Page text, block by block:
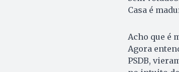
Casa é
Acho que é
Agora
PSDB,